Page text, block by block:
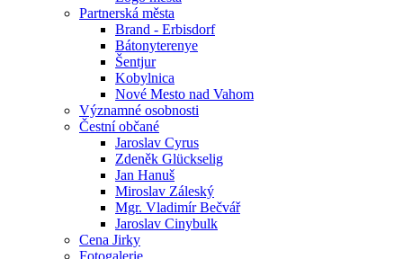
Partnerská města
Brand - Erbisdorf
Bátonyterenye
Šentjur
Kobylnica
Nové Mesto nad Vahom
Významné osobnosti
Čestní občané
Jaroslav Cyrus
Zdeněk Glückselig
Jan Hanuš
Miroslav Záleský
Mgr. Vladimír Bečvář
Jaroslav Cinybulk
Cena Jirky
Fotogalerie